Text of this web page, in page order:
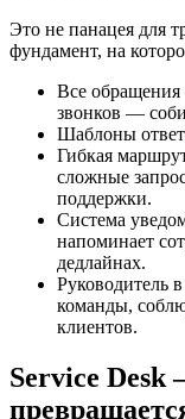
Это не панацея для
фундамент, на
Все
звонков —
Шаблоны
Гибкая
сложные
поддержки.
Система
напоминает
дедлайнах.
Руководитель
команды,
клиентов.
Service Desk